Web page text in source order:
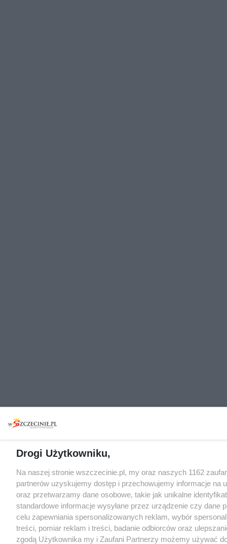
Drogi Użytkowniku,
Na naszej stronie wszczecinie.pl, my oraz naszych 1162
partnerów uzyskujemy dostęp i przechowujemy informacje na
oraz przetwarzamy dane osobowe, takie jak unikalne
standardowe informacje wysyłane przez urządzenie czy dane
celu zapewniania spersonalizowanych reklam, wybór
treści, pomiar reklam i treści, badanie odbiorców oraz
zgodą Użytkownika my i Zaufani Partnerzy możemy używać